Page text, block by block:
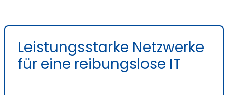
Leistungsstarke Netzwerke
für eine reibungslose IT